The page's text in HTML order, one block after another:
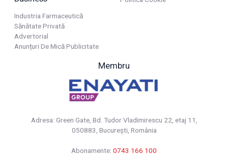
Industria Farmaceutică
Sănătate Privată
Advertorial
Anunțuri De Mică Publicitate
Membru
Adresa: Green Gate, Bd. Tudor Vladimirescu 22, etaj 11,
050883, Bucureşti, România
Abonamente: 0743 166 100